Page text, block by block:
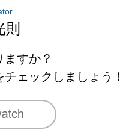
則
ますか？
ェックしましょう！